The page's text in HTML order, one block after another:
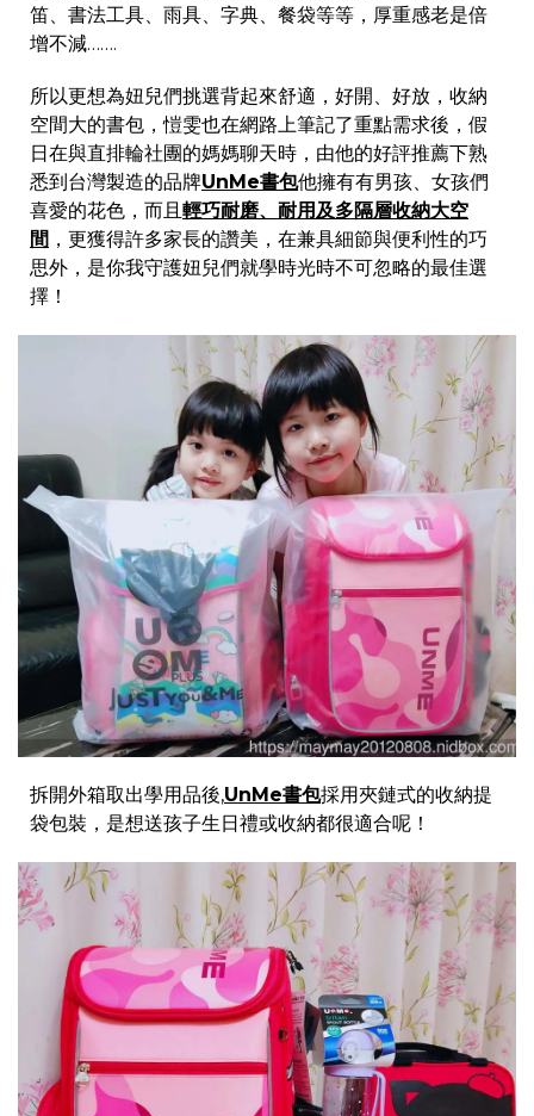
笛、書法工具、雨具、字典、餐袋等等，厚重感老是倍
增不減…….
所以更想為妞兒們挑選背起來舒適，好開、好放，收納
空間大的書包，愷雯也在網路上筆記了重點需求後，假
日在與直排輪社團的媽媽聊天時，由他的好評推薦下熟
悉到台灣製造的品牌UnMe書包他擁有有男孩、女孩們
喜愛的花色，而且 輕巧耐磨、耐用及多隔層收納大空
間 ，更獲得許多家長的讚美，在兼具細節與便利性的巧
思外，是你我守護妞兒們就學時光時不可忽略的最佳選
擇！
拆開外箱取出學用品後,UnMe書包採用夾鏈式的收納提
袋包裝，是想送孩子生日禮或收納都很適合呢！